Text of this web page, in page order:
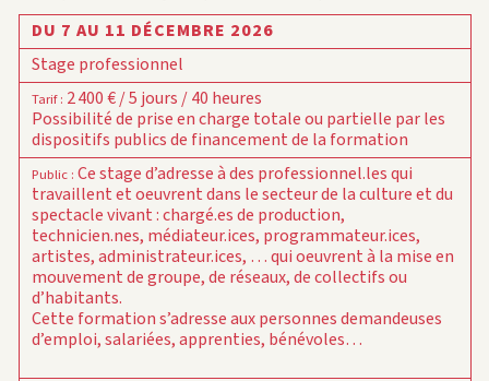
DU 7 AU 11 DÉCEMBRE 2026
Stage professionnel
Tarif: 2 400 € / 5 jours / 40 heures
Possibilité de prise en charge totale ou partielle par les
dispositifs publics de financement de la formation
Public: Ce stage d’adresse à des professionnel.les qui
travaillent et oeuvrent dans le secteur de la culture et du
spectacle vivant : chargé.es de production,
technicien.nes, médiateur.ices, programmateur.ices,
artistes, administrateur.ices, … qui oeuvrent à la mise en
mouvement de groupe, de réseaux, de collectifs ou
d’habitants.
Cette formation s’adresse aux personnes demandeuses
d’emploi, salariées, apprenties, bénévoles…